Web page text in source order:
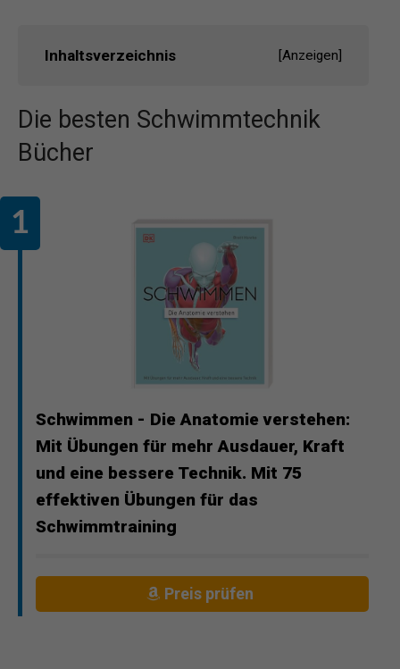
Inhaltsverzeichnis [Anzeigen]
Die besten Schwimmtechnik
Bücher
Schwimmen - Die Anatomie verstehen:
Mit Übungen für mehr Ausdauer, Kraft
und eine bessere Technik. Mit 75
effektiven Übungen für das
Schwimmtraining
Preis prüfen